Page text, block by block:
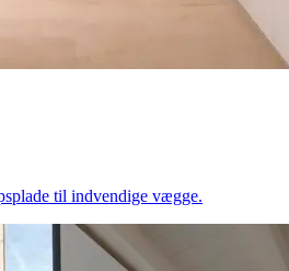
til indvendige vægge.